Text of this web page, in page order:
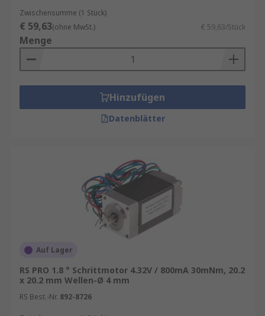
Zwischensumme (1 Stück)
€ 59,63(ohne MwSt.) € 59,63/Stück
Menge
Hinzufügen
Datenblätter
Auf Lager
RS PRO 1.8 ° Schrittmotor 4.32V / 800mA 30mNm, 20.2
x 20.2 mm Wellen-Ø 4 mm
RS Best.-Nr. 892-8726